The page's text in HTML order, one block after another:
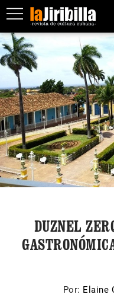
DUZNEL
Por: Elaine